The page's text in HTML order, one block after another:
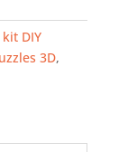
DIY
3D,